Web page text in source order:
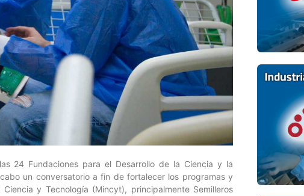
24 Fundaciones para el Desarrollo de la Ciencia y la
un conversatorio a fin de fortalecer los programas y
y Tecnología (Mincyt), principalmente Semilleros